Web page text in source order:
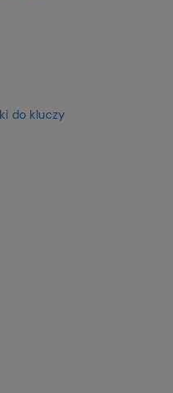
do kluczy